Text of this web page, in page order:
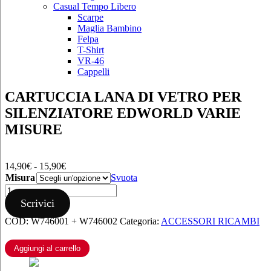
Casual Tempo Libero
Scarpe
Maglia Bambino
Felpa
T-Shirt
VR-46
Cappelli
CARTUCCIA LANA DI VETRO PER
SILENZIATORE EDWORLD VARIE
MISURE
14,90€ - 15,90€Fascia
di
prezzo:
da
14,90€
a
Misura
Svuota
CARTUCCIA
LANA
DI
VETRO
SILENZIATORE
EDWORLD
VARIE
Scrivici
COD:W746001 + W746002 Categoria: ACCESSORI RICAMBI
Aggiungi al carrello